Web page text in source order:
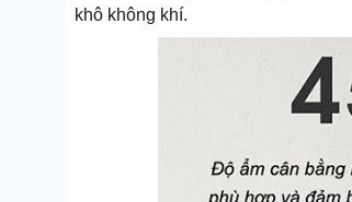
khô không khí.